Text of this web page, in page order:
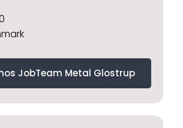
JobTeam Metal Glostrup